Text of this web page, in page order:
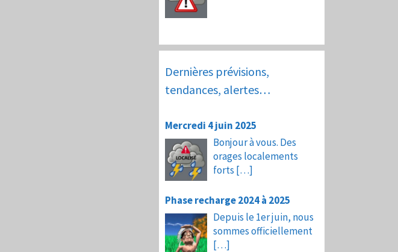
Dernières prévisions,
tendances, alertes…
Mercredi 4 juin 2025
Bonjour à vous. Des
orages localements
forts […]
Phase recharge 2024 à 2025
Depuis le 1er juin, nous
sommes officiellement
[…]